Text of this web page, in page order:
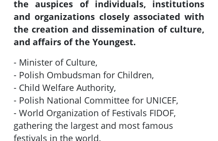
the auspices of individuals, institutions
and organizations closely associated with
the creation and dissemination of culture,
and affairs of the Youngest.
- Minister of Culture,
- Polish Ombudsman for Children,
- Child Welfare Authority,
- Polish National Committee for UNICEF,
- World Organization of Festivals FIDOF,
gathering the largest and most famous
festivals in the world.